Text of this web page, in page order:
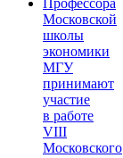
Московской
школы
экономики
МГУ
принимают
участие
в работе
VIII
Московского